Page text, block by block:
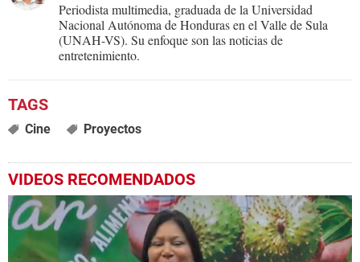
Periodista multimedia, graduada de la Universidad
Nacional Autónoma de Honduras en el Valle de Sula
(UNAH-VS). Su enfoque son las noticias de
entretenimiento.
Cine Proyectos
VIDEOS RECOMENDADOS